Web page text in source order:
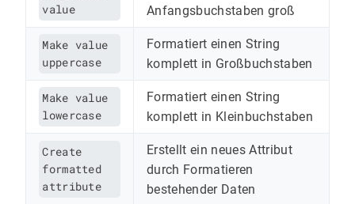
value
Anfangsbuchstaben groß
Make value
uppercase
Formatiert einen String
komplett in Großbuchstaben
Make value
lowercase
Formatiert einen String
komplett in Kleinbuchstaben
Create
formatted
attribute
Erstellt ein neues Attribut
durch Formatieren
bestehender Daten